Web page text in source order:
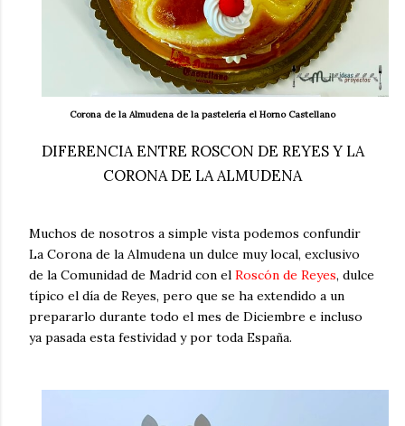
Corona de la Almudena de la pastelería el Horno Castellano
DIFERENCIA ENTRE ROSCON DE REYES Y LA
CORONA DE LA ALMUDENA
Muchos de nosotros a simple vista podemos confundir
La Corona de la Almudena un dulce muy local, exclusivo
de la Comunidad de Madrid con el Roscón de Reyes, dulce
típico el día de Reyes, pero que se ha extendido a un
prepararlo durante todo el mes de Diciembre e incluso
ya pasada esta festividad y por toda España.